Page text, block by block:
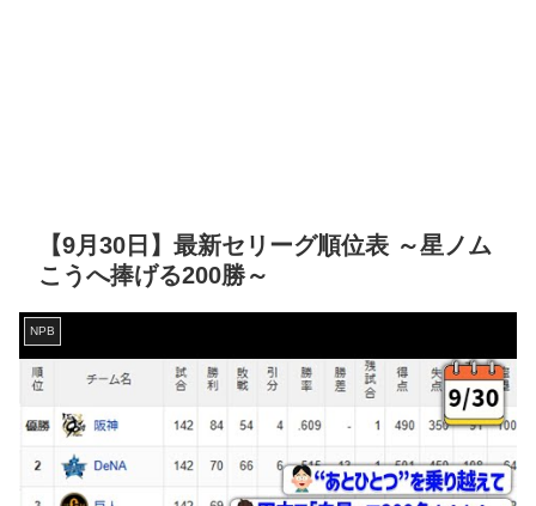
【9月30日】最新セリーグ順位表 ～星ノム
こうへ捧げる200勝～
NPB